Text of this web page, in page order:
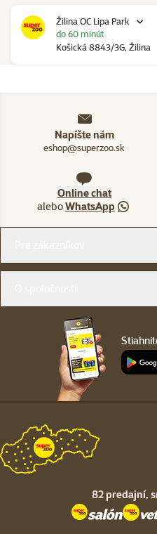
Žilina OC Lipa Park
Košická 8843/3G, Žilina
do 60 minút
Napíšte nám
eshop@superzoo.sk
Online chat
aleboWhatsApp
82 predajní,